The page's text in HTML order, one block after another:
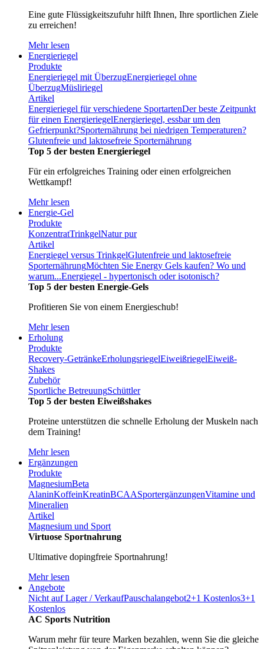
Eine gute Flüssigkeitszufuhr hilft Ihnen, Ihre sportlichen Ziele
zu erreichen!
Mehr lesen
Energieriegel
Produkte
Energieriegel mit ÜberzugEnergieriegel ohne
ÜberzugMüsliriegel
Artikel
Energieriegel für verschiedene SportartenDer beste Zeitpunkt
für einen EnergieriegelEnergieriegel, essbar um den
Gefrierpunkt?Sporternährung bei niedrigen Temperaturen?
Glutenfreie und laktosefreie Sporternährung
Top 5 der besten Energieriegel
Für ein erfolgreiches Training oder einen erfolgreichen
Wettkampf!
Mehr lesen
Energie-Gel
Produkte
KonzentratTrinkgelNatur pur
Artikel
Energiegel versus TrinkgelGlutenfreie und laktosefreie
SporternährungMöchten Sie Energy Gels kaufen? Wo und
warum...Energiegel - hypertonisch oder isotonisch?
Top 5 der besten Energie-Gels
Profitieren Sie von einem Energieschub!
Mehr lesen
Erholung
Produkte
Recovery-GetränkeErholungsriegelEiweißriegelEiweiß-
Shakes
Zubehör
Sportliche BetreuungSchüttler
Top 5 der besten Eiweißshakes
Proteine unterstützen die schnelle Erholung der Muskeln nach
dem Training!
Mehr lesen
Ergänzungen
Produkte
MagnesiumBeta
AlaninKoffeinKreatinBCAASportergänzungenVitamine und
Mineralien
Artikel
Magnesium und Sport
Virtuose Sportnahrung
Ultimative dopingfreie Sportnahrung!
Mehr lesen
Angebote
Nicht auf Lager / VerkaufPauschalangebot2+1 Kostenlos3+1
Kostenlos
AC Sports Nutrition
Warum mehr für teure Marken bezahlen, wenn Sie die gleiche